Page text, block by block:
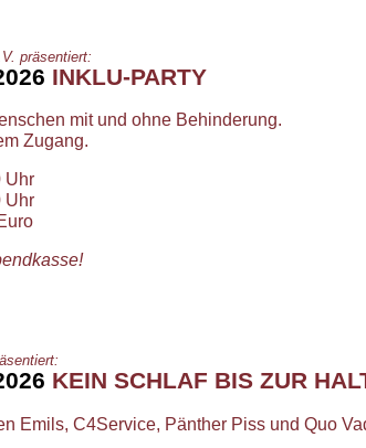
präsentiert:
INKLU-PARTY
mit und ohne Behinderung.
Zugang.
Uhr
Uhr
KEIN SCHLAF BIS ZUR
Emils, C4Service, Pänther Piss und Quo